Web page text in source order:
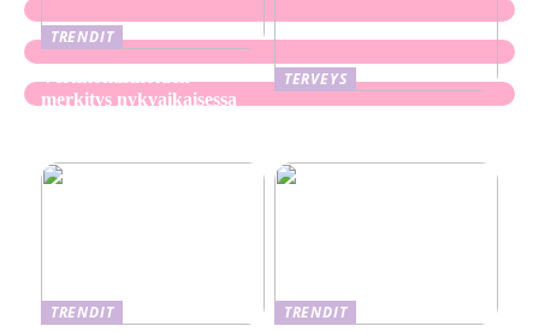
TRENDIT
merkitys nykyaikaisessa
TERVEYS
TRENDIT
TRENDIT